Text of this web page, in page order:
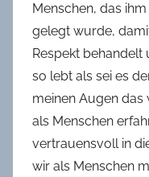
Menschen, das
gelegt wurde,
Respekt behandelt
so lebt als sei es
meinen Augen das
als Menschen
vertrauensvoll in
wir als Menschen